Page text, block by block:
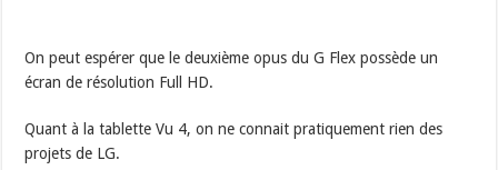
On peut espérer que le deuxième opus du G Flex possède un
écran de résolution Full HD.
Quant à la tablette Vu 4, on ne connait pratiquement rien des
projets de LG.